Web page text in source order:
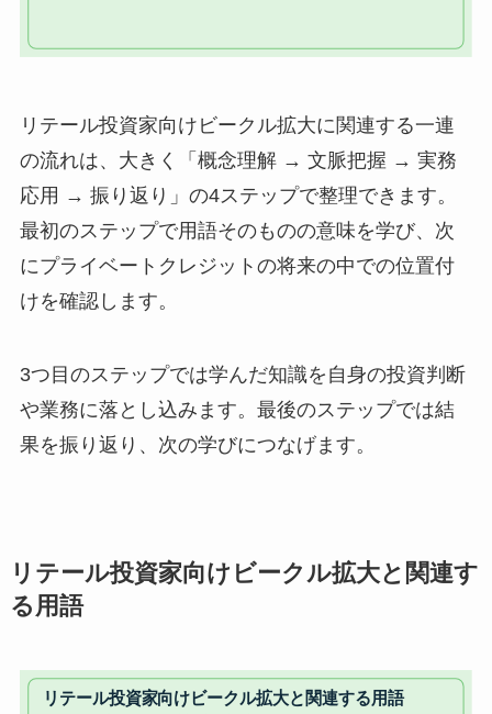
リテール投資家向けビークル拡大に関連する一連
の流れは、大きく「概念理解 → 文脈把握 → 実務
応用 → 振り返り」の4ステップで整理できます。
最初のステップで用語そのものの意味を学び、次
にプライベートクレジットの将来の中での位置付
けを確認します。
3つ目のステップでは学んだ知識を自身の投資判断
や業務に落とし込みます。最後のステップでは結
果を振り返り、次の学びにつなげます。
リテール投資家向けビークル拡大と関連す
る用語